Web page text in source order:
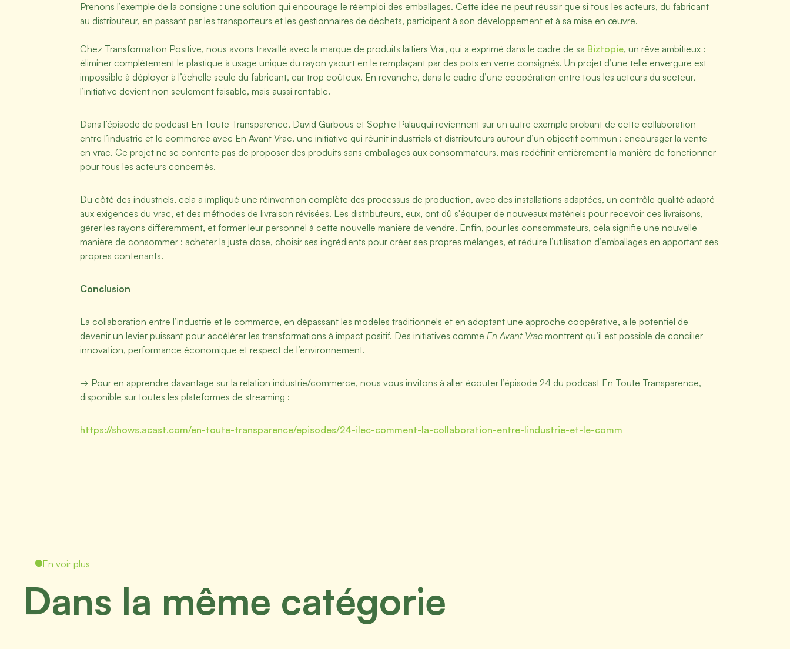
Prenons l’exemple de la consigne : une solution qui encourage le réemploi des emballages. Cette idée ne peut réussir que si tous les acteurs, du fabricant
au distributeur, en passant par les transporteurs et les gestionnaires de déchets, participent à son développement et à sa mise en œuvre.
Chez Transformation Positive, nous avons travaillé avec la marque de produits laitiers Vrai, qui a exprimé dans le cadre de sa Biztopie, un rêve ambitieux :
éliminer complètement le plastique à usage unique du rayon yaourt en le remplaçant par des pots en verre consignés. Un projet d’une telle envergure est
impossible à déployer à l’échelle seule du fabricant, car trop coûteux. En revanche, dans le cadre d’une coopération entre tous les acteurs du secteur,
l’initiative devient non seulement faisable, mais aussi rentable.
Dans l’épisode de podcast En Toute Transparence, David Garbous et Sophie Palauqui reviennent sur un autre exemple probant de cette collaboration
entre l’industrie et le commerce avec En Avant Vrac, une initiative qui réunit industriels et distributeurs autour d’un objectif commun : encourager la vente
en vrac. Ce projet ne se contente pas de proposer des produits sans emballages aux consommateurs, mais redéfinit entièrement la manière de fonctionner
pour tous les acteurs concernés.
Du côté des industriels, cela a impliqué une réinvention complète des processus de production, avec des installations adaptées, un contrôle qualité adapté
aux exigences du vrac, et des méthodes de livraison révisées. Les distributeurs, eux, ont dû s'équiper de nouveaux matériels pour recevoir ces livraisons,
gérer les rayons différemment, et former leur personnel à cette nouvelle manière de vendre. Enfin, pour les consommateurs, cela signifie une nouvelle
manière de consommer : acheter la juste dose, choisir ses ingrédients pour créer ses propres mélanges, et réduire l’utilisation d’emballages en apportant ses
propres contenants.
Conclusion
La collaboration entre l’industrie et le commerce, en dépassant les modèles traditionnels et en adoptant une approche coopérative, a le potentiel de
devenir un levier puissant pour accélérer les transformations à impact positif. Des initiatives comme En Avant Vrac montrent qu’il est possible de concilier
innovation, performance économique et respect de l’environnement.
‍→ Pour en apprendre davantage sur la relation industrie/commerce, nous vous invitons à aller écouter l’épisode 24 du podcast En Toute Transparence,
disponible sur toutes les plateformes de streaming :
https://shows.acast.com/en-toute-transparence/episodes/24-ilec-comment-la-collaboration-entre-lindustrie-et-le-comm
En voir plus
Dans la même catégorie